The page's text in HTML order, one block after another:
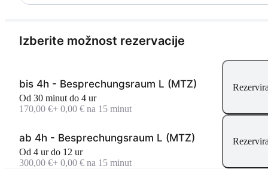
Izberite možnost rezervacije
bis 4h - Besprechungsraum L (MTZ)
Od 30 minut do 4 ur
170,00 €+ 0,00 € na 15 minut
ab 4h - Besprechungsraum L (MTZ)
Od 4 ur do 12 ur
300,00 €+ 0,00 € na 15 minut